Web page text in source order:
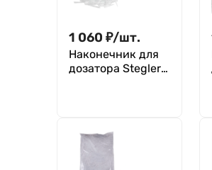
1 060 ₽/шт.
Наконечник для
дозатора Stegler